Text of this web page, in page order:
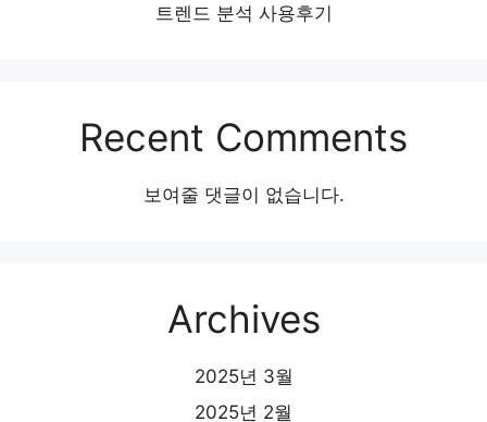
트렌드 분석 사용후기
Recent Comments
보여줄 댓글이 없습니다.
Archives
2025년 3월
2025년 2월